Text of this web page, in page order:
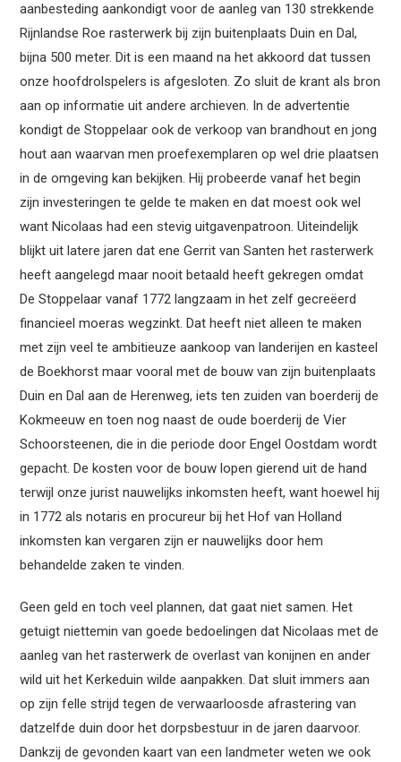
aanbesteding aankondigt voor de aanleg van 130 strekkende
Rijnlandse Roe rasterwerk bij zijn buitenplaats Duin en Dal,
bijna 500 meter. Dit is een maand na het akkoord dat tussen
onze hoofdrolspelers is afgesloten. Zo sluit de krant als bron
aan op informatie uit andere archieven. In de advertentie
kondigt de Stoppelaar ook de verkoop van brandhout en jong
hout aan waarvan men proefexemplaren op wel drie plaatsen
in de omgeving kan bekijken. Hij probeerde vanaf het begin
zijn investeringen te gelde te maken en dat moest ook wel
want Nicolaas had een stevig uitgavenpatroon. Uiteindelijk
blijkt uit latere jaren dat ene Gerrit van Santen het rasterwerk
heeft aangelegd maar nooit betaald heeft gekregen omdat
De Stoppelaar vanaf 1772 langzaam in het zelf gecreëerd
financieel moeras wegzinkt. Dat heeft niet alleen te maken
met zijn veel te ambitieuze aankoop van landerijen en kasteel
de Boekhorst maar vooral met de bouw van zijn buitenplaats
Duin en Dal aan de Herenweg, iets ten zuiden van boerderij de
Kokmeeuw en toen nog naast de oude boerderij de Vier
Schoorsteenen, die in die periode door Engel Oostdam wordt
gepacht. De kosten voor de bouw lopen gierend uit de hand
terwijl onze jurist nauwelijks inkomsten heeft, want hoewel hij
in 1772 als notaris en procureur bij het Hof van Holland
inkomsten kan vergaren zijn er nauwelijks door hem
behandelde zaken te vinden.
Geen geld en toch veel plannen, dat gaat niet samen. Het
getuigt niettemin van goede bedoelingen dat Nicolaas met de
aanleg van het rasterwerk de overlast van konijnen en ander
wild uit het Kerkeduin wilde aanpakken. Dat sluit immers aan
op zijn felle strijd tegen de verwaarloosde afrastering van
datzelfde duin door het dorpsbestuur in de jaren daarvoor.
Dankzij de gevonden kaart van een landmeter weten we ook